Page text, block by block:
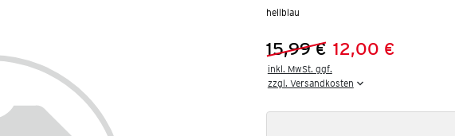
hellblau
Vorheriger Preis:
15,99 €
Neuer Preis:12,00 €
inkl. MwSt. ggf.
zzgl. Versandkosten